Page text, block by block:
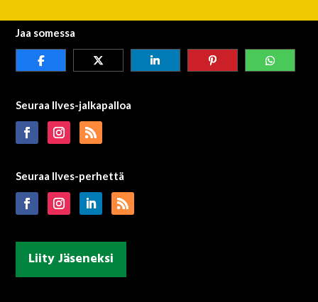
Jaa somessa
Seuraa Ilves-jalkapalloa
Seuraa Ilves-perhettä
Liity Jäseneksi